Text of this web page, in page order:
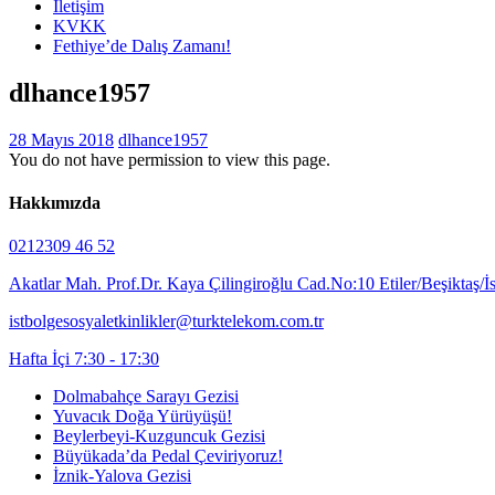
İletişim
KVKK
Fethiye’de Dalış Zamanı!
dlhance1957
28 Mayıs 2018 dlhance1957
You do not have permission to view this page.
Hakkımızda
0212309 46 52
Akatlar Mah. Prof.Dr. Kaya Çilingiroğlu Cad.No:10 Etiler/Beşiktaş/
istbolgesosyaletkinlikler@turktelekom.com.tr
Hafta İçi 7:30 - 17:30
Dolmabahçe Sarayı Gezisi
Yuvacık Doğa Yürüyüşü!
Beylerbeyi-Kuzguncuk Gezisi
Büyükada’da Pedal Çeviriyoruz!
İznik-Yalova Gezisi